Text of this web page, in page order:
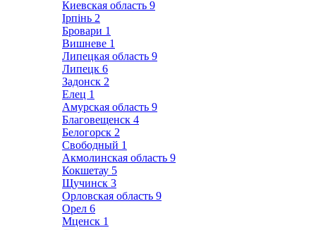
Киевская область 9
Ірпінь 2
Бровари 1
Вишневе 1
Липецкая область 9
Липецк 6
Задонск 2
Елец 1
Амурская область 9
Благовещенск 4
Белогорск 2
Свободный 1
Акмолинская область 9
Кокшетау 5
Щучинск 3
Орловская область 9
Орел 6
Мценск 1